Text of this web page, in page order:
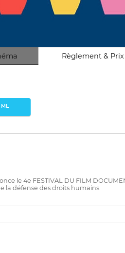
Règlement & Prix
ML
le 4e FESTIVAL DU FILM
la défense des droits humains.